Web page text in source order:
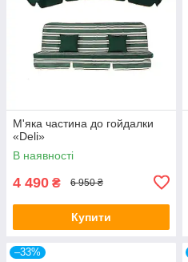
М'яка частина до гойдалки
«Deli»
В наявності
4 490 ₴ 6 950 ₴
Купити
–33%